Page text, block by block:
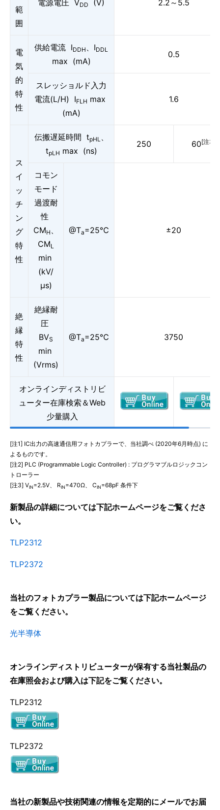
範
囲
電源電圧 VDD (V) 2.2～5.5
電
気
的
特
性
供給電流 IDDH 、IDDL
max (mA)
0.5
スレッショルド入力
電流(L/H) IFLH max
(mA)
1.6
ス
イ
ッ
チ
ン
グ
特
性
伝搬遅延時間 tpHL、
tpLH max (ns)
250 60[注3]
コモン
モード
過渡耐
性
CMH 、
CML
min
(kV/
μs)
@Ta=25℃ ±20
絶
縁
特
性
絶縁耐
圧
BVS
min
(Vrms)
@Ta=25℃ 3750
オンラインディストリビ
ューター在庫検索＆Web
少量購入
[注1] IC出力の高速通信用フォトカプラーで、当社調べ (2020年6月時点) に
よるものです。
[注2] PLC (Programmable Logic Controller) : プログラマブルロジックコン
トローラー
[注3] VIN=2.5V、 RIN=470Ω、 CIN=68pF 条件下
新製品の詳細については下記ホームページをご覧くださ
い。
TLP2312
TLP2372
当社のフォトカプラー製品については下記ホームページ
をご覧ください。
光半導体
オンラインディストリビューターが保有する当社製品の
在庫照会および購入は下記をご覧ください。
TLP2312
TLP2372
当社の新製品や技術関連の情報を定期的にメールでお届